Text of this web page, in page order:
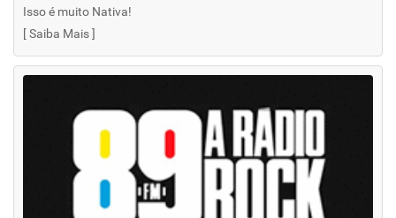
Isso é muito Nativa!
[Saiba Mais]